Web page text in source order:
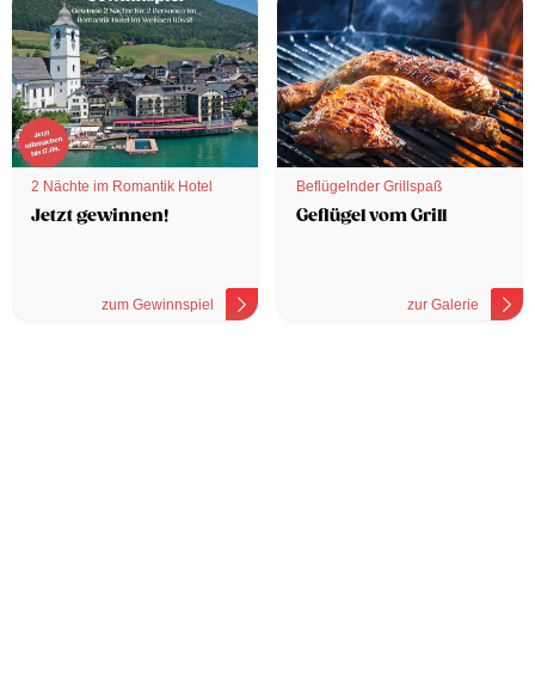
2 Nächte im Romantik Hotel
Jetzt gewinnen!
zum Gewinnspiel
Beflügelnder Grillspaß
Geflügel vom Grill
zur Galerie